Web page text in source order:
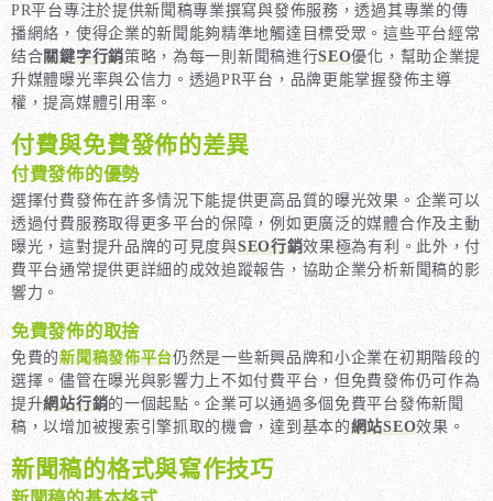
PR平台專注於提供新聞稿專業撰寫與發佈服務，透過其專業的傳
播網絡，使得企業的新聞能夠精準地觸達目標受眾。這些平台經常
结合關鍵字行銷策略，為每一則新聞稿進行SEO優化，幫助企業提
升媒體曝光率與公信力。透過PR平台，品牌更能掌握發佈主導
權，提高媒體引用率。
付費與免費發佈的差異
付費發佈的優勢
選擇付費發佈在許多情況下能提供更高品質的曝光效果。企業可以
透過付費服務取得更多平台的保障，例如更廣泛的媒體合作及主動
曝光，這對提升品牌的可見度與SEO行銷效果極為有利。此外，付
費平台通常提供更詳細的成效追蹤報告，協助企業分析新聞稿的影
響力。
免費發佈的取捨
免費的新聞稿發佈平台仍然是一些新興品牌和小企業在初期階段的
選擇。儘管在曝光與影響力上不如付費平台，但免費發佈仍可作為
提升網站行銷的一個起點。企業可以通過多個免費平台發佈新聞
稿，以增加被搜索引擎抓取的機會，達到基本的網站SEO效果。
新聞稿的格式與寫作技巧